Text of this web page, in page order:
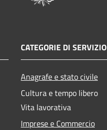
CATEGORIE DI SERVIZIO
Anagrafe e stato civile
Cultura e tempo libero
Vita lavorativa
Imprese e Commercio